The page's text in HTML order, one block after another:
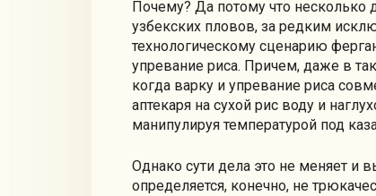
Почему? Да потому что несколько
узбекских пловов, за редким
технологическому сценарию
упревание риса. Причем, даже в
когда варку и упревание риса
аптекаря на сухой рис воду и
манипулируя температурой под
Однако сути дела это не меняет и
определяется, конечно, не